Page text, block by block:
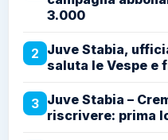
3.000
2 Juve Stabia,
saluta le Vespe e
3 Juve Stabia –
riscrivere: prima